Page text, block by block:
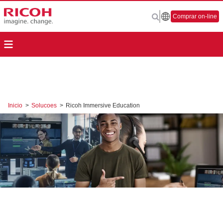
Comprar on-line
Inicio > Solucoes > Ricoh Immersive Education